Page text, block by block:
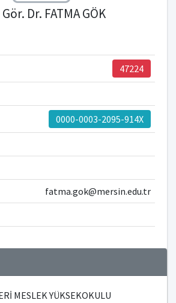
Dr. FATMA GÖK
47224
0000-0003-2095-914X
fatma.gok@mersin.edu.tr
MESLEK YÜKSEKOKULU